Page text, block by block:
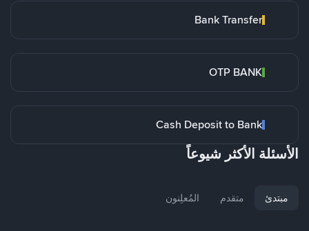
Bank Transfer
OTP BANK
Cash Deposit to Bank
الأسئلة الأكثر شيوعاً
مبتدئ متقدم المُعلِنون